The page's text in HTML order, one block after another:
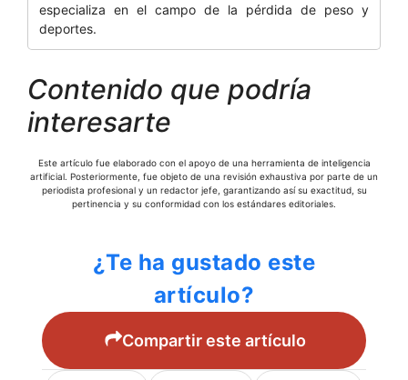
especializa en el campo de la pérdida de peso y
deportes.
Contenido que podría
interesarte
Este artículo fue elaborado con el apoyo de una herramienta de inteligencia
artificial. Posteriormente, fue objeto de una revisión exhaustiva por parte de un
periodista profesional y un redactor jefe, garantizando así su exactitud, su
pertinencia y su conformidad con los estándares editoriales.
¿Te ha gustado este
artículo?
Compartir este artículo